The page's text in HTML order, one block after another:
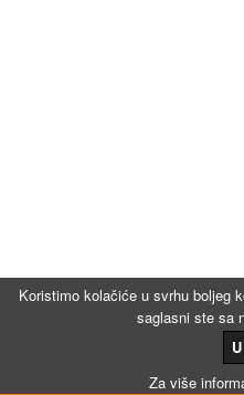
Koristimo kolačiće u svrhu boljeg
saglasni ste sa
Za više